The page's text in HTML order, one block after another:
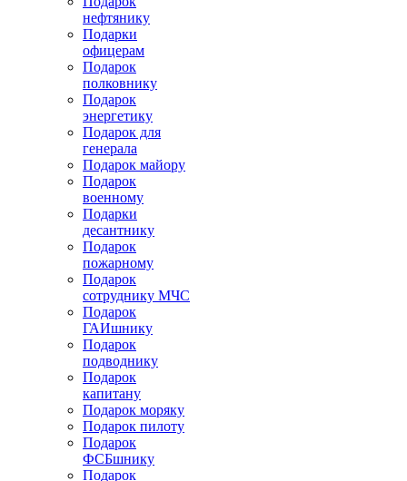
нефтянику
Подарки
офицерам
Подарок
полковнику
Подарок
энергетику
Подарок для
генерала
Подарок майору
Подарок
военному
Подарки
десантнику
Подарок
пожарному
Подарок
сотруднику МЧС
Подарок
ГАИшнику
Подарок
подводнику
Подарок
капитану
Подарок моряку
Подарок пилоту
Подарок
ФСБшнику
Подарок